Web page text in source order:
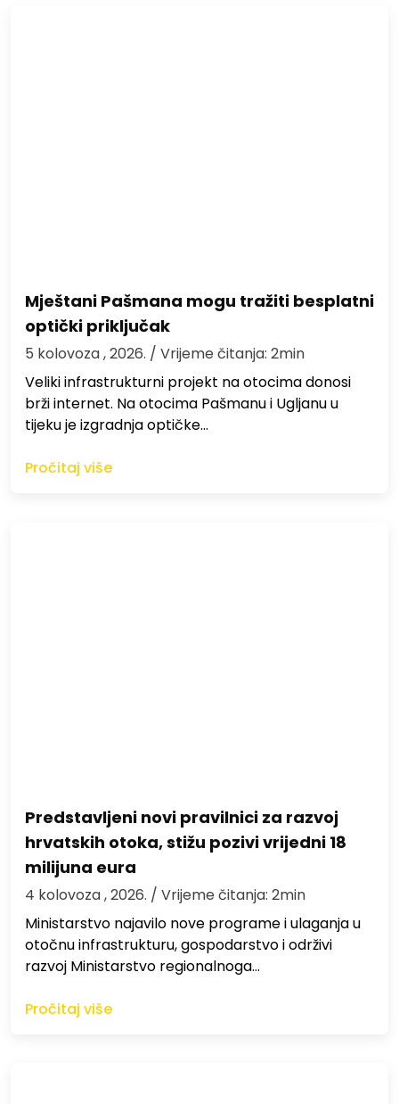
Mještani Pašmana mogu tražiti besplatni
optički priključak
5 kolovoza , 2026. / Vrijeme čitanja: 2min
Veliki infrastrukturni projekt na otocima donosi
brži internet. Na otocima Pašmanu i Ugljanu u
tijeku je izgradnja optičke…
Pročitaj više
Predstavljeni novi pravilnici za razvoj
hrvatskih otoka, stižu pozivi vrijedni 18
milijuna eura
4 kolovoza , 2026. / Vrijeme čitanja: 2min
Ministarstvo najavilo nove programe i ulaganja u
otočnu infrastrukturu, gospodarstvo i održivi
razvoj Ministarstvo regionalnoga…
Pročitaj više